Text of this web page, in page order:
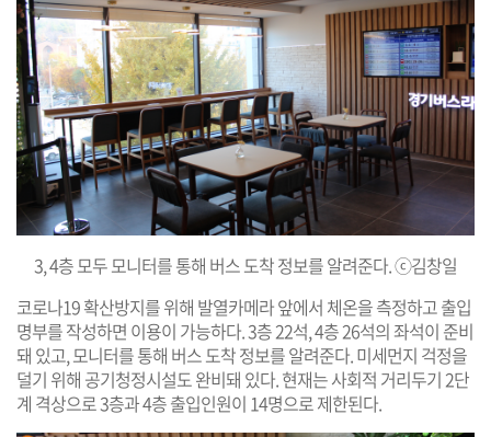
3, 4층 모두 모니터를 통해 버스 도착 정보를 알려준다. ⓒ김창일
코로나19 확산방지를 위해 발열카메라 앞에서 체온을 측정하고 출입
명부를 작성하면 이용이 가능하다. 3층 22석, 4층 26석의 좌석이 준비
돼 있고, 모니터를 통해 버스 도착 정보를 알려준다. 미세먼지 걱정을
덜기 위해 공기청정시설도 완비돼 있다. 현재는 사회적 거리두기 2단
계 격상으로 3층과 4층 출입인원이 14명으로 제한된다.